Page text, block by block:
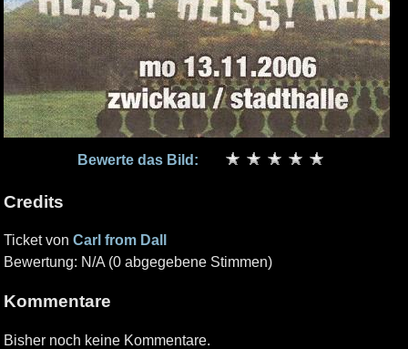
Bewerte das Bild:
Credits
Ticket von Carl from Dall
Bewertung: N/A (0 abgegebene Stimmen)
Kommentare
Bisher noch keine Kommentare.